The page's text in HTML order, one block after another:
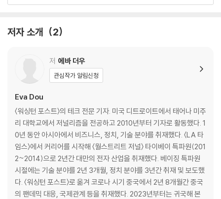
2부
10 화웨이 기본법
11 겨울
12 기습
13 제국으로 가는 길
14 권력 분리
15 성화
16 서부전선
17 혁명
18 청문회
19 언론 기피증
20 샷자이언트
저자 소개 2
저 에바 더우
관심작가 알림신청
Eva Dou
〈워싱턴 포스트〉의 테크 전문 기자. 미국 디트로이트에서 태어나 미주
리 대학교에서 저널리즘을 전공하고 2010년부터 기자로 활동했다. 1
0년 동안 아시아에서 비즈니스, 정치, 기술 분야를 취재했다. 〈LA 타
임스〉에서 커리어를 시작해 〈월스트리트 저널〉 타이베이 특파원(201
2~2014)으로 2년간 대만의 전자 산업을 취재했다. 베이징 특파원
시절에는 기술 분야를 2년 3개월, 정치 분야를 3년간 취재 및 보도했
다. 〈워싱턴 포스트〉로 옮겨 코로나 시기 중국에서 2년 8개월간 중국
의 팬데믹 대응, 국제관계 등을 취재했다. 2023년부터는 귀국해 본